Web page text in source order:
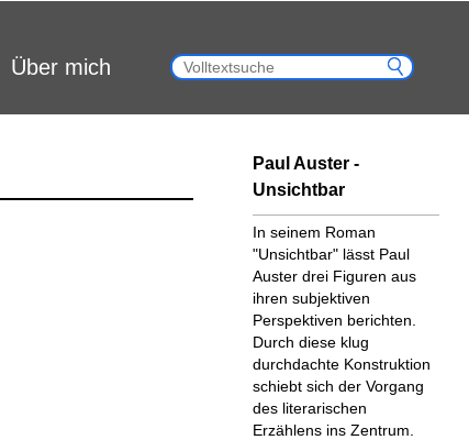
Über mich
Paul Auster -
Unsichtbar
In seinem Roman
"Unsichtbar" lässt Paul
Auster drei Figuren aus
ihren subjektiven
Perspektiven berichten.
Durch diese klug
durchdachte Konstruktion
schiebt sich der Vorgang
des literarischen
Erzählens ins Zentrum.